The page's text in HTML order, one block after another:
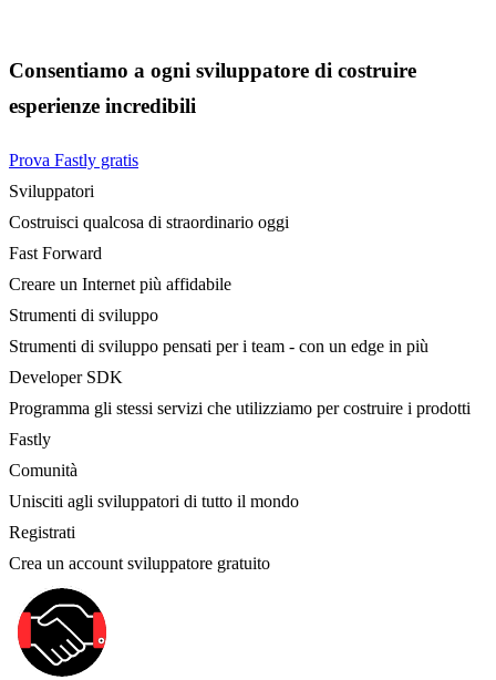
Consentiamo a ogni sviluppatore di costruire
esperienze incredibili
Prova Fastly gratis
Sviluppatori
Costruisci qualcosa di straordinario oggi
Fast Forward
Creare un Internet più affidabile
Strumenti di sviluppo
Strumenti di sviluppo pensati per i team - con un edge in più
Developer SDK
Programma gli stessi servizi che utilizziamo per costruire i prodotti
Fastly
Comunità
Unisciti agli sviluppatori di tutto il mondo
Registrati
Crea un account sviluppatore gratuito